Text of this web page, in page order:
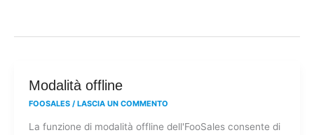
Modalità offline
FOOSALES / LASCIA UN COMMENTO
La funzione di modalità offline dell'FooSales consente di
Modalità
offline